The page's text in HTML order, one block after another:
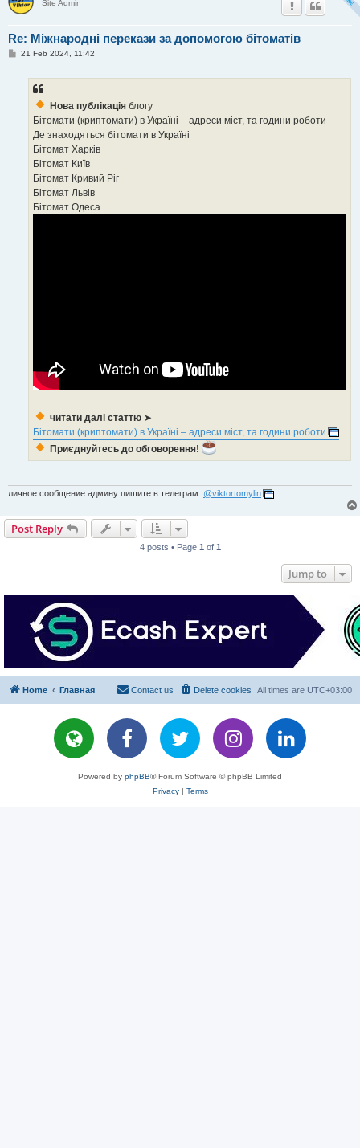
Site Admin
Re: Міжнародні перекази за допомогою бітоматів
P21 Feb 2024, 11:42
Нова публікація блогу
Бітомати (криптомати) в Україні – адреси міст, та години роботи
Де знаходяться бітомати в Україні
Бітомат Харків
Бітомат Київ
Бітомат Кривий Ріг
Бітомат Львів
Бітомат Одеса
читати далі статтю ➤
Бітомати (криптомати) в Україні – адреси міст, та години роботи
Приєднуйтесь до обговорення!
личное сообщение админу пишите в телеграм: @viktortomylin
Post Reply
4 posts • Page 1 of 1
Jump to
Home Главная All times are UTC+03:00
Delete cookies
Contact us
Powered by phpBB® Forum Software © phpBB Limited
Privacy| Terms